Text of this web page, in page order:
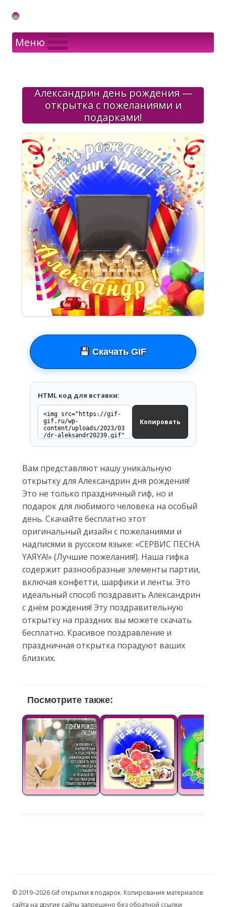
Gif Открытки в подарок
Меню
Александрин день рождения —
открытка с пожеланиями и
подарками!
Скачать GIF
HTML код для вставки:
Копировать
Вам представляют нашу уникальную
открытку для Александрин дня рождения!
Это не только праздничный гиф, но и
подарок для любимого человека на особый
день. Скачайте бесплатно этот
оригинальный дизайн с пожеланиями и
надписями в русском языке: «СЕРВИС ПЕСНА
YAЯYА!» (Лучшие пожелания!). Наша гифка
содержит разнообразные элементы партии,
включая конфетти, шарфики и ленты. Это
идеальный способ поздравить Александрин
с днём рождения! Эту поздравительную
открытку на праздник вы можете скачать
бесплатно. Красивое поздравление и
праздничная открытка порадуют ваших
близких.
Посмотрите также:
© 2019–2026 Gif открытки в подарок. Копирование материалов
сайта на другие сайты запрещено без обратной ссылки